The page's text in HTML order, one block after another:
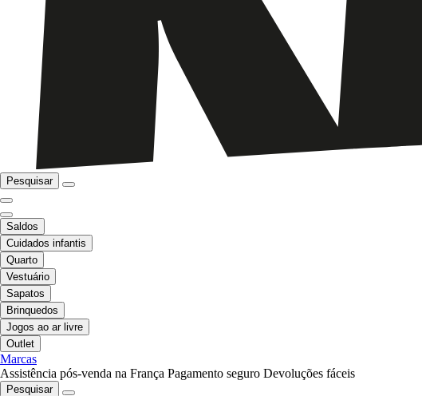
Pesquisar
Saldos
Cuidados infantis
Quarto
Vestuário
Sapatos
Brinquedos
Jogos ao ar livre
Outlet
Marcas
Assistência pós-venda na França Pagamento seguro Devoluções fáceis
Pesquisar